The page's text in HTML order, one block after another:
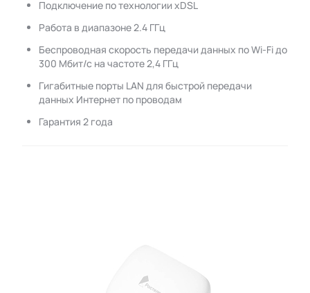
Подключение по технологии xDSL
Работа в диапазоне 2.4 ГГц
Беспроводная скорость передачи данных по Wi-Fi до
300 Мбит/с на частоте 2,4 ГГц
Гигабитные порты LAN для быстрой передачи
данных Интернет по проводам
Гарантия 2 года